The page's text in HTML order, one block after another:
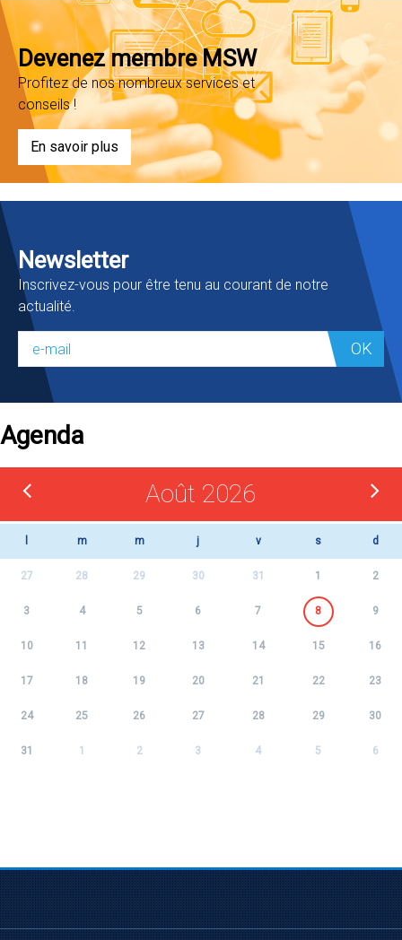
Devenez membre MSW
Profitez de nos nombreux services et
conseils !
En savoir plus
Newsletter
Inscrivez-vous pour être tenu au courant de notre
actualité.
OK
Agenda
Août 2026
m m j v s d
27 28 29 30 31 1 2
3 4 5 6 7 8 9
10 11 12 13 14 15 16
17 18 19 20 21 22 23
24 25 26 27 28 29 30
31 1 2 3 4 5 6